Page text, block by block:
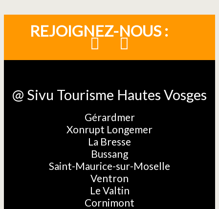
REJOIGNEZ-NOUS :
@ Sivu Tourisme Hautes Vosges
Gérardmer
Xonrupt Longemer
La Bresse
Bussang
Saint-Maurice-sur-Moselle
Ventron
Le Valtin
Cornimont